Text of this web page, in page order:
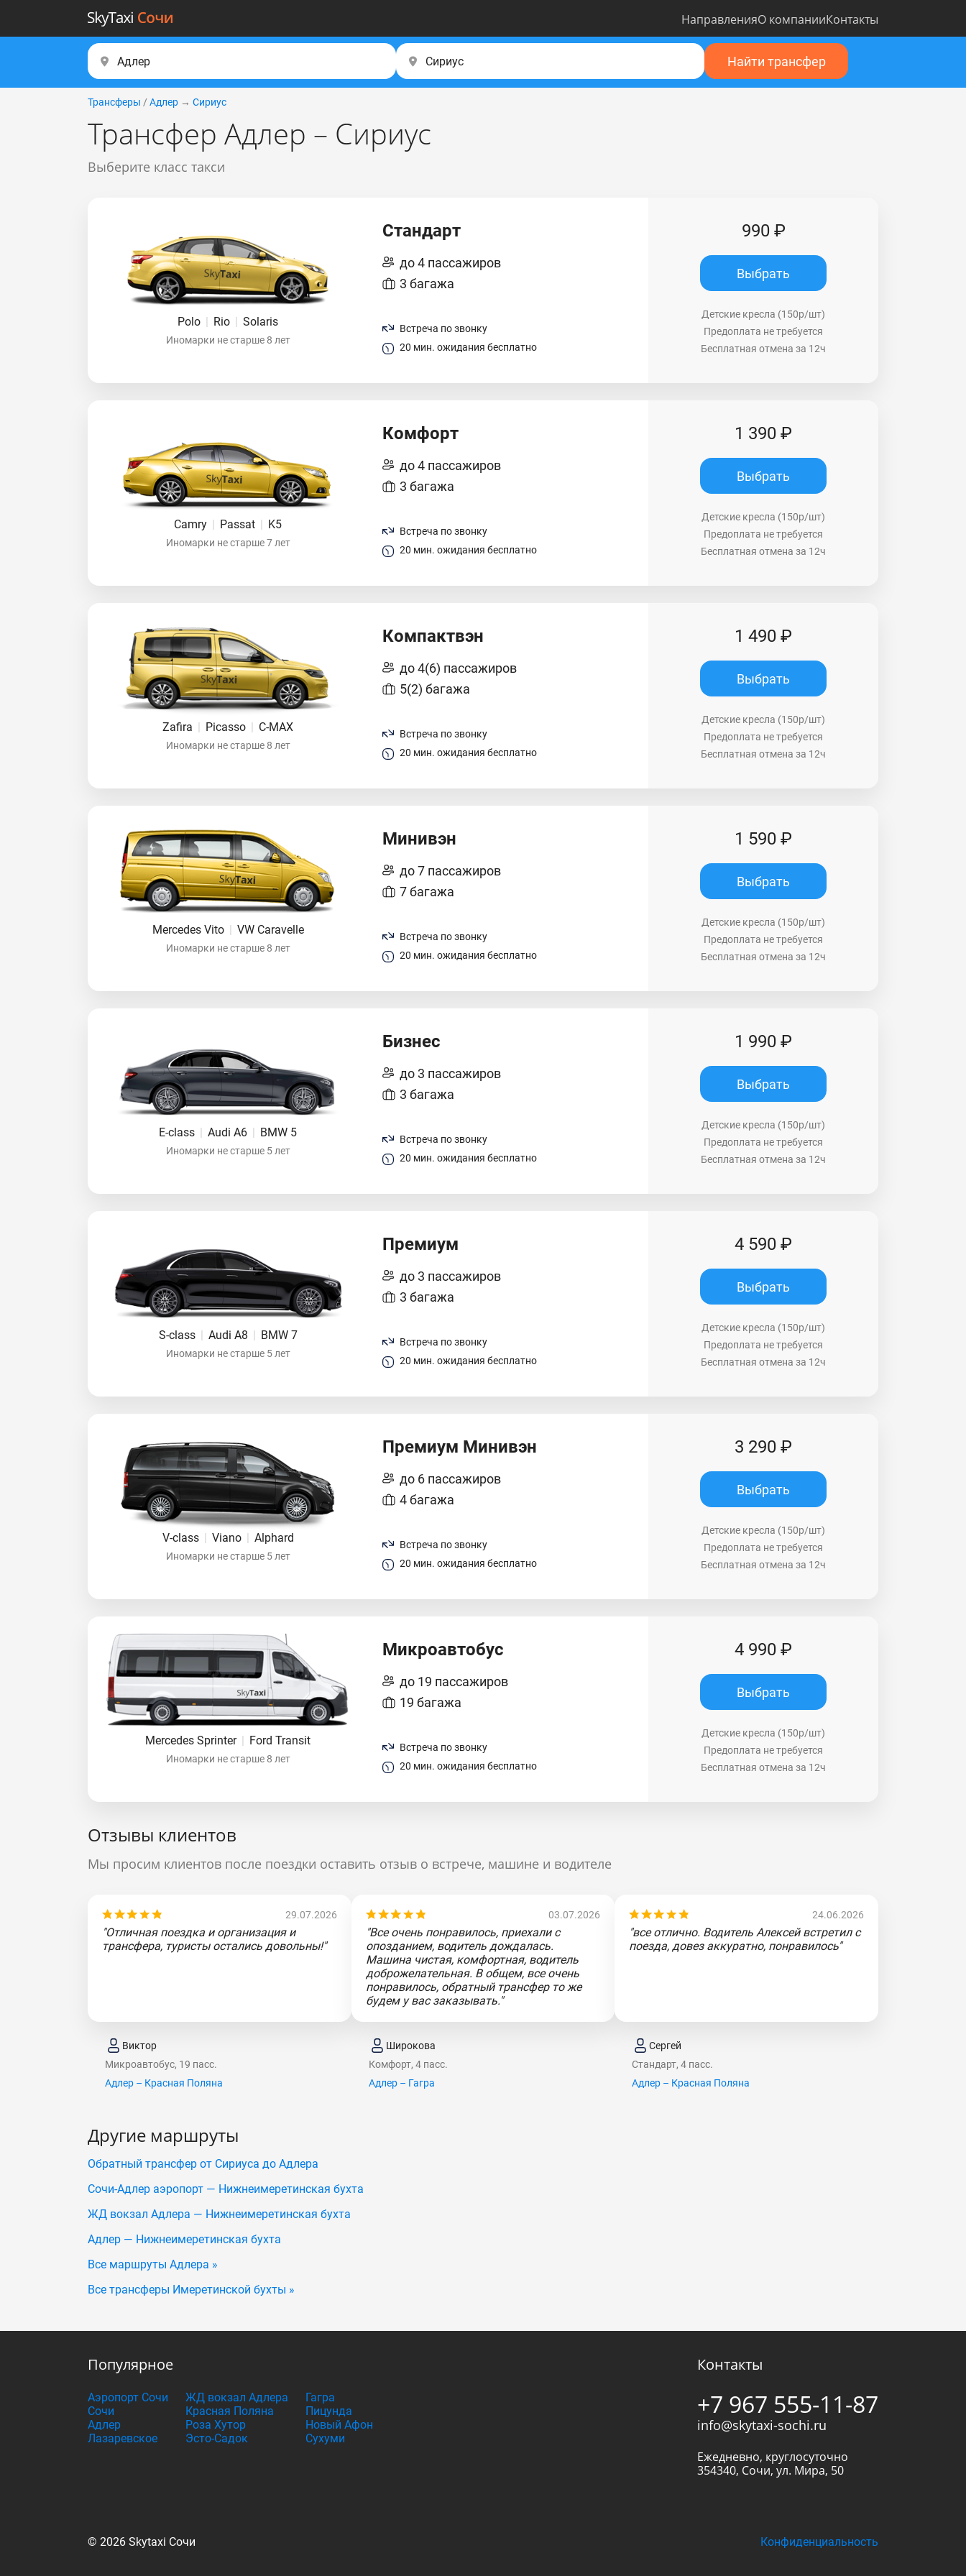
НаправленияО компанииКонтакты
Найти трансфер
Трансферы / Адлер → Сириус
Трансфер Адлер – Сириус
Выберите класс такси
Polo | Rio | Solaris
Иномарки не старше 8 лет
Стандарт
до 4 пассажиров
3 багажа
Встреча по звонку
20 мин. ожидания бесплатно
990 ₽
Выбрать
Детские кресла (150р/шт)
Предоплата не требуется
Бесплатная отмена за 12ч
Camry | Passat | K5
Иномарки не старше 7 лет
Комфорт
до 4 пассажиров
3 багажа
Встреча по звонку
20 мин. ожидания бесплатно
1 390 ₽
Выбрать
Детские кресла (150р/шт)
Предоплата не требуется
Бесплатная отмена за 12ч
Zafira | Picasso | C-MAX
Иномарки не старше 8 лет
Компактвэн
до 4(6) пассажиров
5(2) багажа
Встреча по звонку
20 мин. ожидания бесплатно
1 490 ₽
Выбрать
Детские кресла (150р/шт)
Предоплата не требуется
Бесплатная отмена за 12ч
Mercedes Vito | VW Caravelle
Иномарки не старше 8 лет
Минивэн
до 7 пассажиров
7 багажа
Встреча по звонку
20 мин. ожидания бесплатно
1 590 ₽
Выбрать
Детские кресла (150р/шт)
Предоплата не требуется
Бесплатная отмена за 12ч
E-class | Audi A6 | BMW 5
Иномарки не старше 5 лет
Бизнес
до 3 пассажиров
3 багажа
Встреча по звонку
20 мин. ожидания бесплатно
1 990 ₽
Выбрать
Детские кресла (150р/шт)
Предоплата не требуется
Бесплатная отмена за 12ч
S-class | Audi A8 | BMW 7
Иномарки не старше 5 лет
Премиум
до 3 пассажиров
3 багажа
Встреча по звонку
20 мин. ожидания бесплатно
4 590 ₽
Выбрать
Детские кресла (150р/шт)
Предоплата не требуется
Бесплатная отмена за 12ч
V-class | Viano | Alphard
Иномарки не старше 5 лет
Премиум Минивэн
до 6 пассажиров
4 багажа
Встреча по звонку
20 мин. ожидания бесплатно
3 290 ₽
Выбрать
Детские кресла (150р/шт)
Предоплата не требуется
Бесплатная отмена за 12ч
Mercedes Sprinter | Ford Transit
Иномарки не старше 8 лет
Микроавтобус
до 19 пассажиров
19 багажа
Встреча по звонку
20 мин. ожидания бесплатно
4 990 ₽
Выбрать
Детские кресла (150р/шт)
Предоплата не требуется
Бесплатная отмена за 12ч
Отзывы клиентов
Мы просим клиентов после поездки оставить отзыв о встрече, машине и водителе
29.07.2026
"Отличная поездка и организация и
трансфера, туристы остались довольны!"
Виктор
Микроавтобус, 19 пасс.
Адлер – Красная Поляна
03.07.2026
"Все очень понравилось, приехали с
опозданием, водитель дождалась.
Машина чистая, комфортная, водитель
доброжелательная. В общем, все очень
понравилось, обратный трансфер то же
будем у вас заказывать."
Широкова
Комфорт, 4 пасс.
Адлер – Гагра
24.06.2026
"все отлично. Водитель Алексей встретил с
поезда, довез аккуратно, понравилось"
Сергей
Стандарт, 4 пасс.
Адлер – Красная Поляна
Другие маршруты
Обратный трансфер от Сириуса до Адлера
Сочи-Адлер аэропорт — Нижнеимеретинская бухта
ЖД вокзал Адлера — Нижнеимеретинская бухта
Адлер — Нижнеимеретинская бухта
Все маршруты Адлера »
Все трансферы Имеретинской бухты »
Популярное
Аэропорт Сочи
Сочи
Адлер
Лазаревское
ЖД вокзал Адлера
Красная Поляна
Роза Хутор
Эсто-Садок
Гагра
Пицунда
Новый Афон
Сухуми
Контакты
+7 967 555-11-87
info@skytaxi-sochi.ru
Ежедневно, круглосуточно
354340, Сочи, ул. Мира, 50
© 2026 Skytaxi Сочи Конфиденциальность